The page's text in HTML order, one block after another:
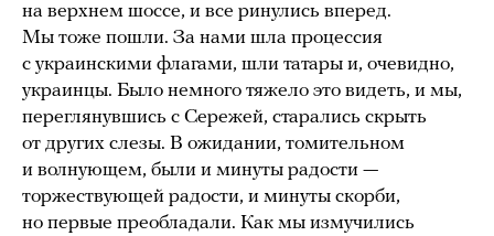
на верхнем шоссе, и все ринулись вперед.
Мы тоже пошли. За нами шла процессия
с украинскими флагами, шли татары и, очевидно,
украинцы. Было немного тяжело это видеть, и мы,
переглянувшись с Сережей, старались скрыть
от других слезы. В ожидании, томительном
и волнующем, были и минуты радости —
торжествующей радости, и минуты скорби,
но первые преобладали. Как мы измучились